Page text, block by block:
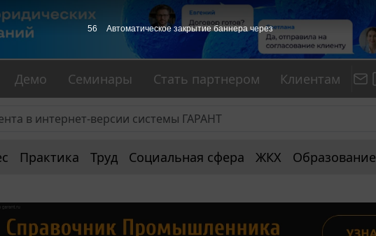
Демо Семинары Стать партнером Клиентам
Практика Труд Социальная сфера ЖКХ Образование
56 Автоматическое закрытие баннера через